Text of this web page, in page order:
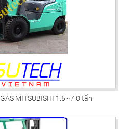
MITSUBISHI 1.5~7.0 tấn